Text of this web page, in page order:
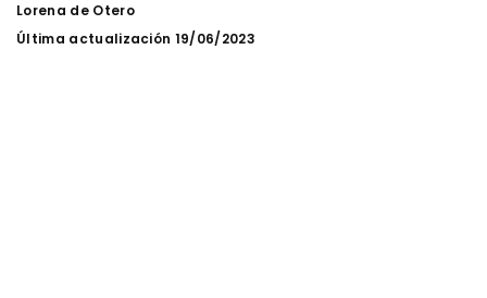
Posted
by
Lorena de Otero
Última actualización 19/06/2023